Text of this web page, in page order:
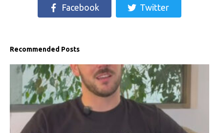
Facebook Twitter
Recommended Posts